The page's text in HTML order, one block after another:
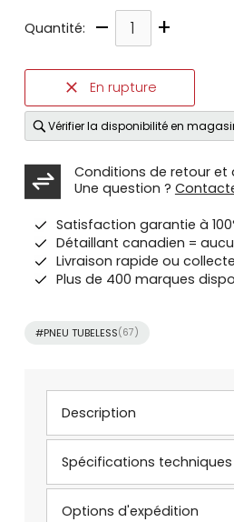
Quantité: – +
En rupture
Vérifier la disponibilité en
Conditions de retour et
Une question ?
Satisfaction garantie à
Détaillant canadien =
Livraison rapide ou
Plus de 400 marques
#PNEU TUBELESS(67)
Description
Spécifications techniques
Options d'expédition